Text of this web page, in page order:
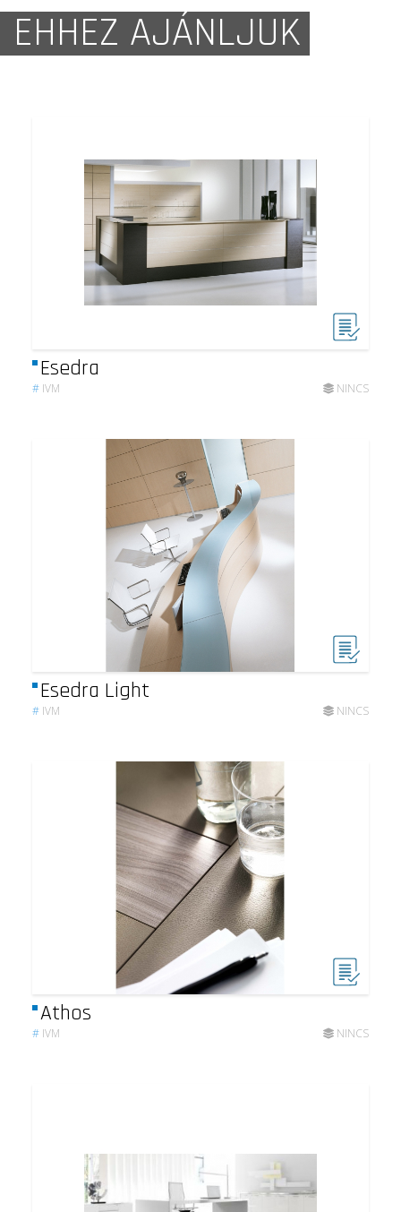
EHHEZ AJÁNLJUK
Esedra
# IVM NINCS
Esedra Light
# IVM NINCS
Athos
# IVM NINCS